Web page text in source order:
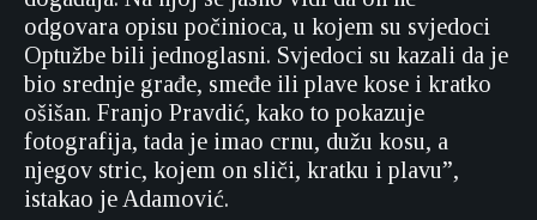
odgovara opisu počinioca, u kojem su svjedoci
Optužbe bili jednoglasni. Svjedoci su kazali da je
bio srednje građe, smeđe ili plave kose i kratko
ošišan. Franjo Pravdić, kako to pokazuje
fotografija, tada je imao crnu, dužu kosu, a
njegov stric, kojem on sliči, kratku i plavu”,
istakao je Adamović.